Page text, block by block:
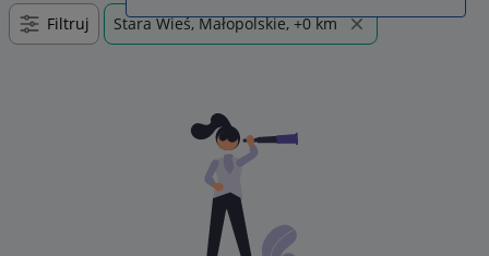
Filtruj Stara Wieś, Małopolskie, +0 km